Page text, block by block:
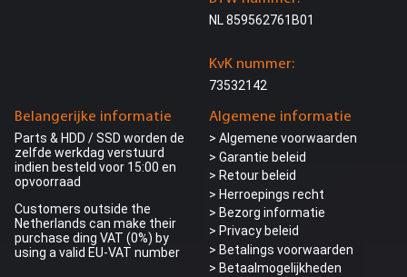
Belangerijke informatie
Parts & HDD / SSD worden de
zelfde werkdag verstuurd
indien besteld voor 15:00 en
opvoorraad
Customers outside the
Netherlands can make their
purchase ding VAT (0%) by
using a valid EU-VAT number
Algemene informatie
> Algemene voorwaarden
> Garantie beleid
> Retour beleid
> Herroepings recht
> Bezorg informatie
> Privacy beleid
> Betalings voorwaarden
> Betaalmogelijkheden
NL 859562761B01
KvK nummer:
73532142